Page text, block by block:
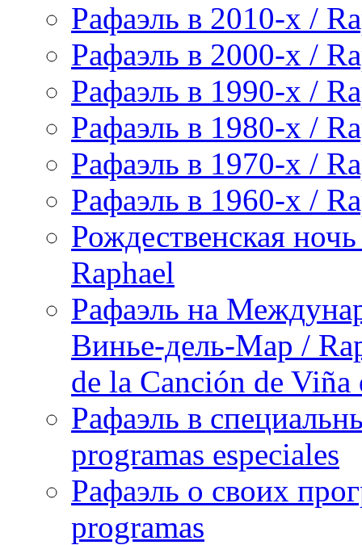
Рафаэль в 2010-х /
Рафаэль в 2000-х /
Рафаэль в 1990-х /
Рафаэль в 1980-х /
Рафаэль в 1970-х /
Рафаэль в 1960-х /
Рождественская
Raphael
Рафаэль на
Винье-дель-Мар /
de la Canción de
Рафаэль в
programas especiales
Рафаэль о своих
programas